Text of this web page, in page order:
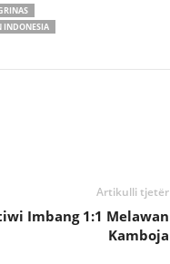
INDONESIA
Artikulli tjetër
Imbang 1:1 Melawan
Kamboja